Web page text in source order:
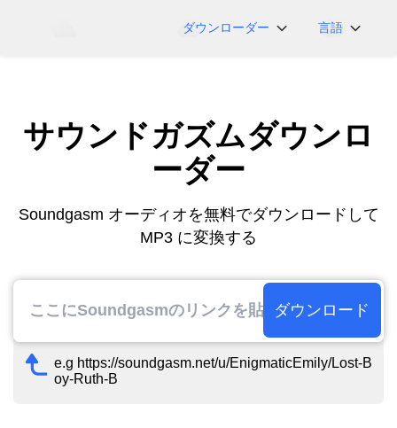
ダウンローダー
iFunny
Vimeo
OnlyFans
Myfans
....その他のサイト
言語
Español
한국어
サウンドガズムダウンロ
ーダー
Soundgasm オーディオを無料でダウンロードして
MP3 に変換する
ダウンロード
e.g https://soundgasm.net/u/EnigmaticEmily/Lost-B
oy-Ruth-B